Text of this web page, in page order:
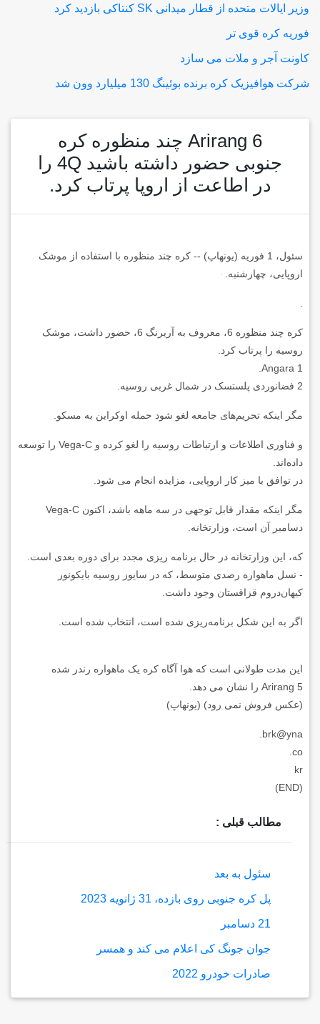
وزیر ایالات متحده از قطار میدانی SK کنتاکی بازدید کرد
فوریه کره قوی تر
کاونت آجر و ملات می سازد
شرکت هوافیزیک کره برنده بوئینگ 130 میلیارد وون شد
Arirang 6 چند منظوره کره
جنوبی حضور داشته باشید 4Q را
در اطاعت از اروپا پرتاب کرد.
سئول، 1 فوریه (یونهاپ) -- کره چند منظوره با استفاده از موشک
اروپایی، چهارشنبه.
.
کره چند منظوره 6، معروف به آریرنگ 6، حضور داشت، موشک
روسیه را پرتاب کرد.
Angara 1.
2 فضانوردی پلستسک در شمال غربی روسیه.
مگر اینکه تحریم‌های جامعه لغو شود حمله اوکراین به مسکو.
و فناوری اطلاعات و ارتباطات روسیه را لغو کرده و Vega-C را توسعه
داده‌اند.
در توافق با میز کار اروپایی، مزایده انجام می شود.
مگر اینکه مقدار قابل توجهی در سه ماهه باشد، اکنون Vega-C
دسامبر آن است، وزارتخانه.
که، این وزارتخانه در حال برنامه ریزی مجدد برای دوره بعدی است.
- نسل ماهواره رصدی متوسط، که در سایوز روسیه بایکونور
کیهان‌دروم قزاقستان وجود داشت.
اگر به این شکل برنامه‌ریزی شده است، انتخاب شده است.
این مدت طولانی است که هوا آگاه کره یک ماهواره رندر شده
Arirang 5 را نشان می دهد.
(عکس فروش نمی رود) (یونهاپ)
brk@yna.
co.
kr
(END)
مطالب قبلی :
سئول به بعد
پل کره جنوبی روی بازده، 31 ژانویه 2023
21 دسامبر
جوان جونگ کی اعلام می کند و همسر
صادرات خودرو 2022